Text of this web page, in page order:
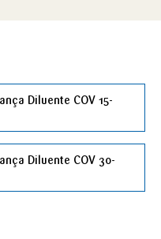
Diluente COV 15-
Diluente COV 30-